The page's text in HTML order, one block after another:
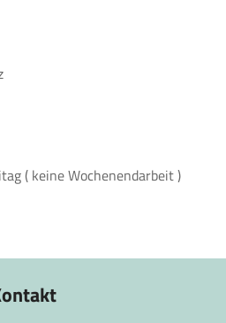
( keine Wochenendarbeit )